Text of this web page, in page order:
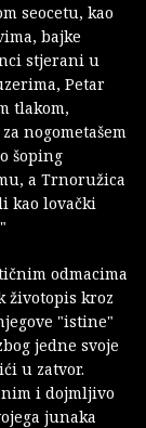
seocetu, kao
bajke
stjerani u
Petar
tlakom,
nogometašem
šoping
a Trnoružica
kao lovački
odmacima
životopis kroz
"istine"
jedne svoje
u zatvor.
i dojmljivo
junaka